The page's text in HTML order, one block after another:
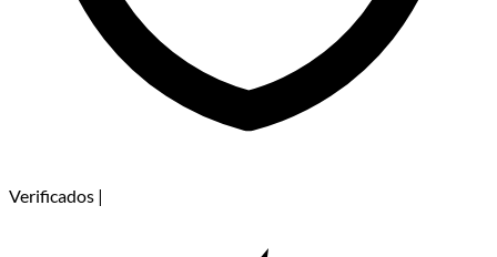
Verificados |